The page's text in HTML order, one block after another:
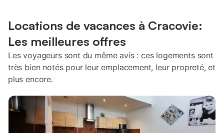
Locations de vacances à Cracovie:
Les meilleures offres
Les voyageurs sont du même avis : ces logements sont
très bien notés pour leur emplacement, leur propreté, et
plus encore.